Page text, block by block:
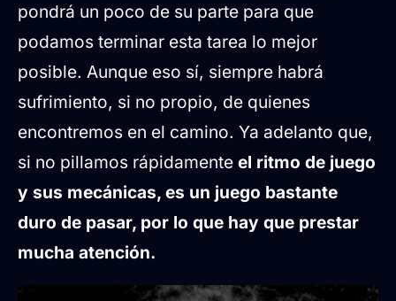
pondrá un poco de su parte para que
podamos terminar esta tarea lo mejor
posible. Aunque eso sí, siempre habrá
sufrimiento, si no propio, de quienes
encontremos en el camino. Ya adelanto que,
si no pillamos rápidamente el ritmo de juego
y sus mecánicas, es un juego bastante
duro de pasar, por lo que hay que prestar
mucha atención.